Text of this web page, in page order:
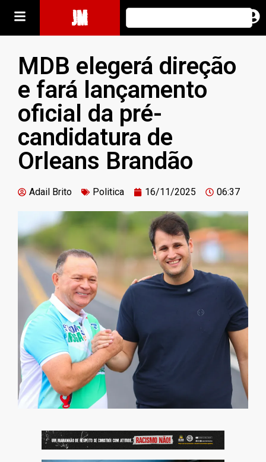
JM
MDB elegerá direção
e fará lançamento
oficial da pré-
candidatura de
Orleans Brandão
Adail Brito Politica 16/11/2025 06:37